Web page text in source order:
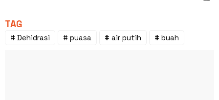
TAG
# Dehidrasi # puasa # air putih # buah